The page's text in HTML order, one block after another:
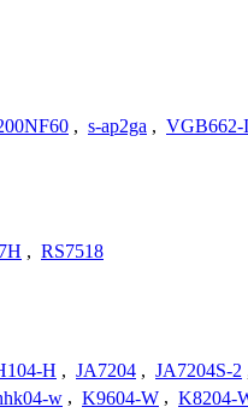
, s-ap2ga , VGB662-
, RS7518
H , JA7204 , JA7204S-2
w , K9604-W , K8204-